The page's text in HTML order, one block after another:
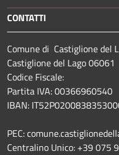
CONTATTI
Comune di Castiglione del
Castiglione del Lago 06061
Codice Fiscale:
Partita IVA: 00366960540
IBAN:
PEC:
Centralino Unico: +39 075